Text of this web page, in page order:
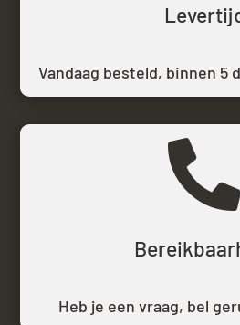
Vandaag besteld, binnen 5

Heb je een vraag, bel